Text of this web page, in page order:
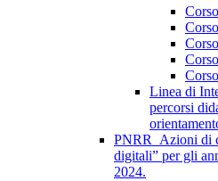
Linea di
percorsi
PNRR_Azioni di
digitali” per gli
2024.